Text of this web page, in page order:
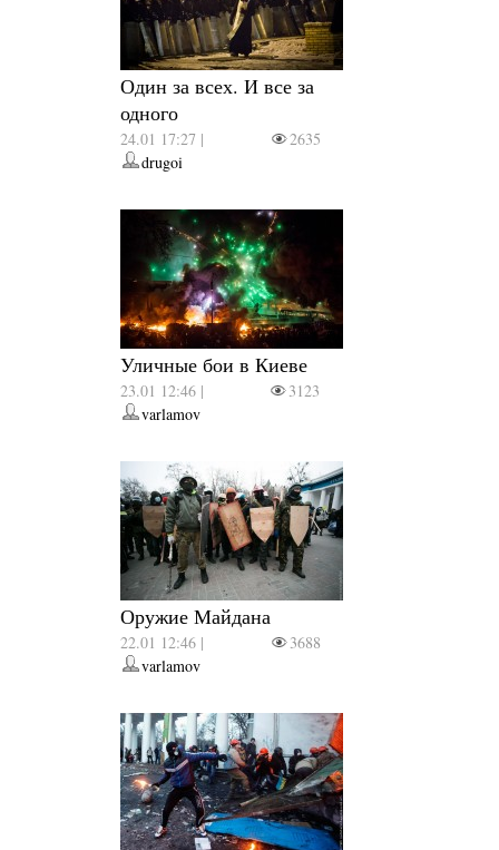
Один за всех. И все за
одного
24.01 17:27 |
2635
drugoi
Уличные бои в Киеве
23.01 12:46 |
3123
varlamov
Оружие Майдана
22.01 12:46 |
3688
varlamov